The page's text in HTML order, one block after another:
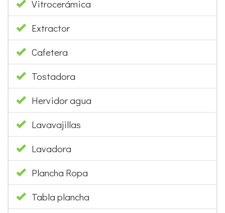
Hervidor agua
Lavavajillas
Lavadora
Plancha Ropa
Tabla plancha
Televisión
ACTIVIDADES DE LA ZONA
Pitch & Put (par 3)